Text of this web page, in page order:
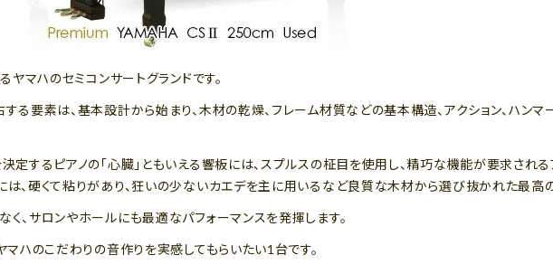
マハのセミコンサートグランドです。
する要素は、基本設計から始まり、木材の乾燥、フレーム材質などの基本構造、アクション、ハン
決定するピアノの「心臓」ともいえる響板には、スプルスの柾目を使用し、精巧な機能が要求され
は、硬くて粘りがあり、狂いの少ないカエデを主に用いるなど良質な木材から選び抜かれた最高
く、サロンやホールにも最適なパフォーマンスを発揮します。
マハのこだわりの音作りを実感してもらいたい1台です。